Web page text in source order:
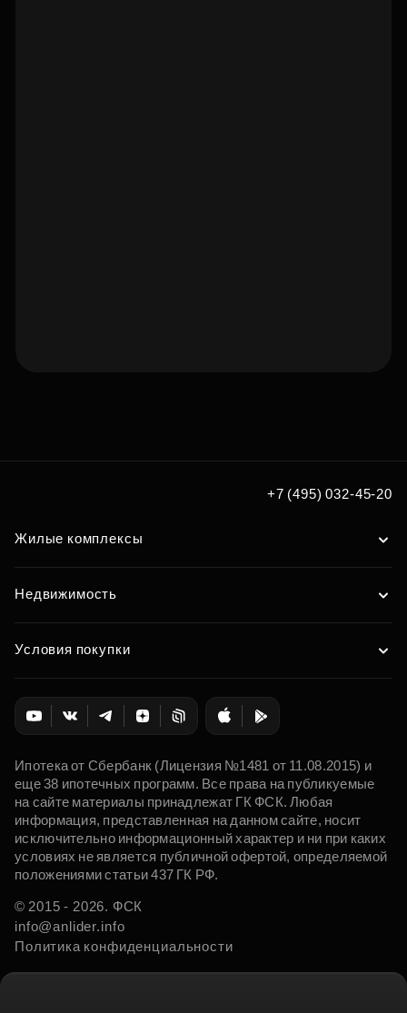
+7 (495) 032-45-20
Жилые комплексы
Недвижимость
Условия покупки
Ипотека от Сбербанк (Лицензия №1481 от 11.08.2015) и
еще 38 ипотечных программ. Все права на публикуемые
на сайте материалы принадлежат ГК ФСК. Любая
информация, представленная на данном сайте, носит
исключительно информационный характер и ни при каких
условиях не является публичной офертой, определяемой
положениями статьи 437 ГК РФ.
© 2015 - 2026. ФСК
info@anlider.info
Политика конфиденциальности